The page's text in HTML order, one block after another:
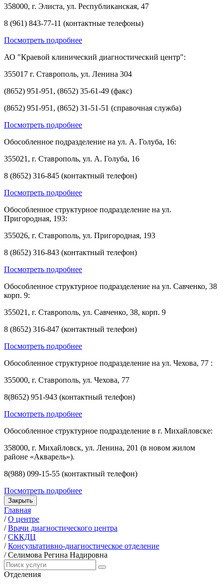
358000, г. Элиста, ул. Республиканская, 47
8 (961) 843-77-11 (контактные телефоны)
Посмотреть подробнее
АО "Краевой клинический диагностический центр":
355017 г. Ставрополь, ул. Ленина 304
(8652) 951-951, (8652) 35-61-49 (факс)
(8652) 951-951, (8652) 31-51-51 (справочная служба)
Посмотреть подробнее
Обособленное подразделение на ул. А. Голуба, 16:
355021, г. Ставрополь, ул. А. Голуба, 16
8 (8652) 316-845 (контактный телефон)
Посмотреть подробнее
Обособленное структурное подразделение на ул.
Пригородная, 193:
355026, г. Ставрополь, ул. Пригородная, 193
8 (8652) 316-843 (контактный телефон)
Посмотреть подробнее
Обособленное структурное подразделение на ул. Савченко, 38
корп. 9:
355021, г. Ставрополь, ул. Савченко, 38, корп. 9
8 (8652) 316-847 (контактный телефон)
Посмотреть подробнее
Обособленное структурное подразделение на ул. Чехова, 77 :
355000, г. Ставрополь, ул. Чехова, 77
8(8652) 951-943 (контактный телефон)
Посмотреть подробнее
Обособленное структурное подразделение в г. Михайловске:
358000, г. Михайловск, ул. Ленина, 201 (в новом жилом
районе «Акварель»).
8(988) 099-15-55 (контактный телефон)
Посмотреть подробнее
Закрыть
Главная
/ О центре
/ Врачи диагностического центра
/ СККДЦ
/ Консультативно-диагностическое отделение
/ Селимова Регина Надировна
Отделения